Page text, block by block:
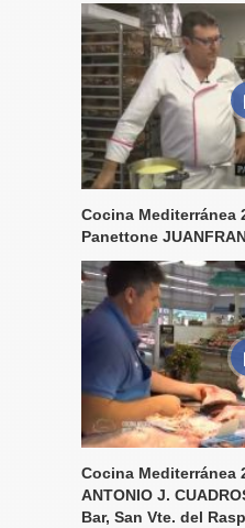
Cocina Mediterránea
Panettone
Cocina Mediterránea
ANTONIO J.
Bar, San Vte. del